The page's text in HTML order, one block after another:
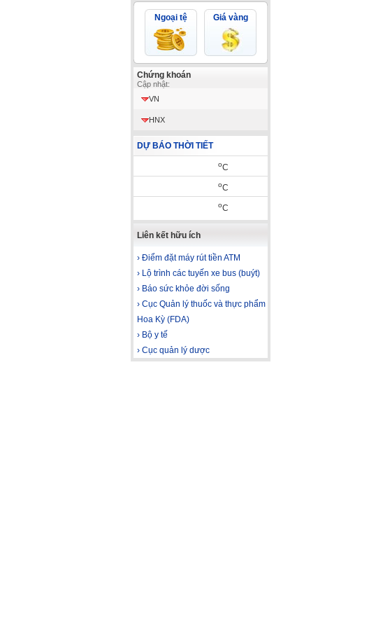
Ngoại tệ Giá vàng
Chứng khoán
Cập nhật:
VN
HNX
DỰ BÁO THỜI TIẾT
oC
oC
oC
Liên kết hữu ích
› Điểm đặt máy rút tiền ATM
› Lộ trình các tuyến xe bus (buýt)
› Báo sức khỏe đời sống
› Cục Quản lý thuốc và thực phẩm
Hoa Kỳ (FDA)
› Bộ y tế
› Cục quản lý dược